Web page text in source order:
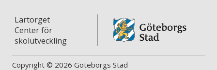
Lärtorget
Center för
skolutveckling
Copyright © 2026 Göteborgs Stad